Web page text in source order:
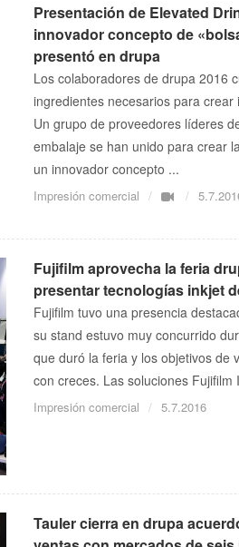
Presentación de Elevated
innovador concepto de
presentó en drupa
Los colaboradores de drupa 2016
ingredientes necesarios para crear
Un grupo de proveedores líderes
embalaje se han unido para crear
un innovador concepto ...
Impresión comercial
Fujifilm aprovecha la feria
presentar tecnologías inkjet
Fujifilm tuvo una presencia
su stand estuvo muy concurrido
que duró la feria y los objetivos de
con creces. Las soluciones Fujifilm
Impresión comercial 5.7.2016
Tauler cierra en drupa